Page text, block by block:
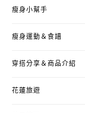
瘦身小幫手
瘦身運動＆食譜
穿搭分享＆商品介紹
花蓮旅遊